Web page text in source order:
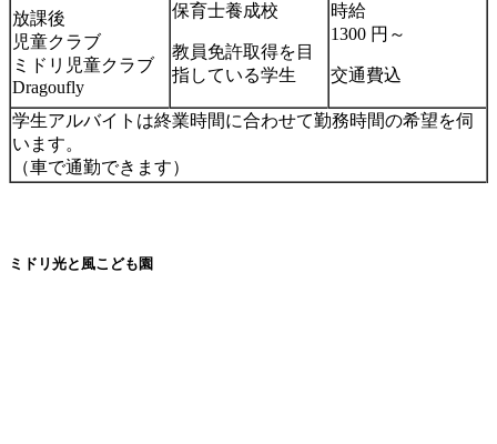
放課後
児童クラブ
ミドリ児童クラブ
Dragoufly
保育士養成校
教員免許取得を目
指している学生
時給
1300 円～
交通費込
学生アルバイトは終業時間に合わせて勤務時間の希望を伺
います。
（車で通勤できます）
ミドリ光と風こども園